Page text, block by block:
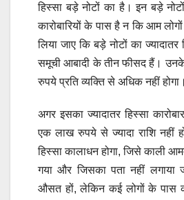
हिस्सा बड़े नोटों का है। इन बड़े
कारोबारियों के पास है न कि आम
लिया जाए कि बड़े नोटों का ज्यादातर
समूची आबादी के तीन फीसद हैं।
रुपये प्रति व्यक्ति से अधिक नहीं होगा।
अगर इसका ज्यादातर हिस्सा
एक लाख रुपये से ज्यादा राशि नहीं
हिस्सा कालाधन होगा, जिसे काली
गया और जिसका पता नहीं
औसत हों, लेकिन कई लोगों के पास